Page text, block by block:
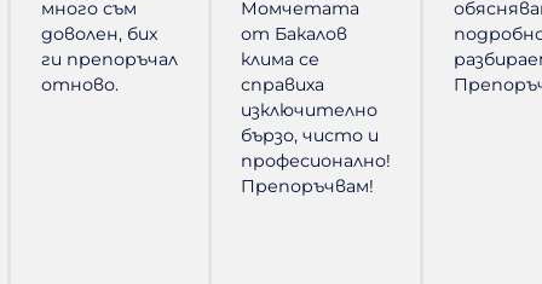
след себе си..
много съм
доволен, бих
ги препоръчал
т.н.
Момчетата
от Бакалов
клима се
справиха
изключително
бързо, чисто и
професионално!
и чист.